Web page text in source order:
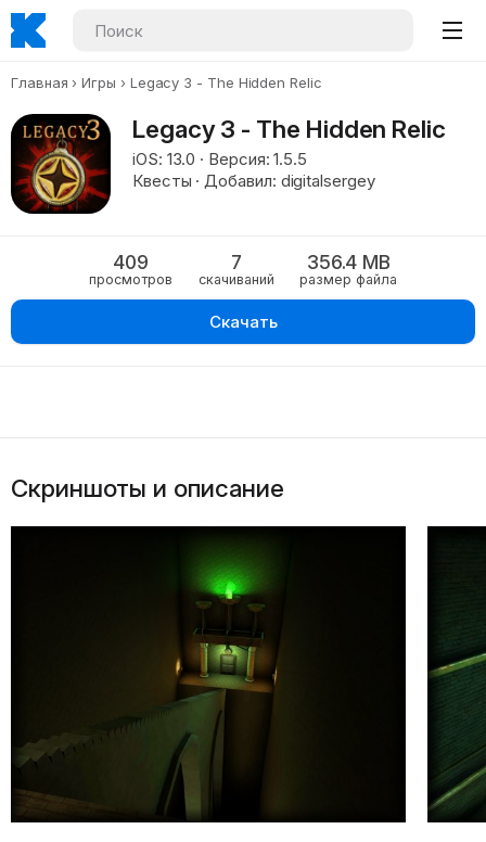
Главная Игры Legacy 3 - The Hidden Relic
Legacy 3 - The Hidden Relic
iOS: 13.0 · Версия: 1.5.5
Квесты · Добавил: digitalsergey
409
просмотров
7
скачиваний
356.4 MB
размер файла
Скачать
Скриншоты и описание